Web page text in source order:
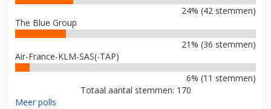
24% (42 stemmen)
The Blue Group
21% (36 stemmen)
Air-France-KLM-SAS(-TAP)
6% (11 stemmen)
Totaal aantal stemmen: 170
Meer polls